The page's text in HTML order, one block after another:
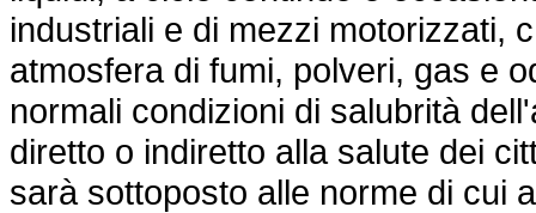
industriali e di mezzi motorizzati,
atmosfera di fumi, polveri, gas e
normali condizioni di salubrità
diretto o indiretto alla salute dei
sarà sottoposto alle norme di cui